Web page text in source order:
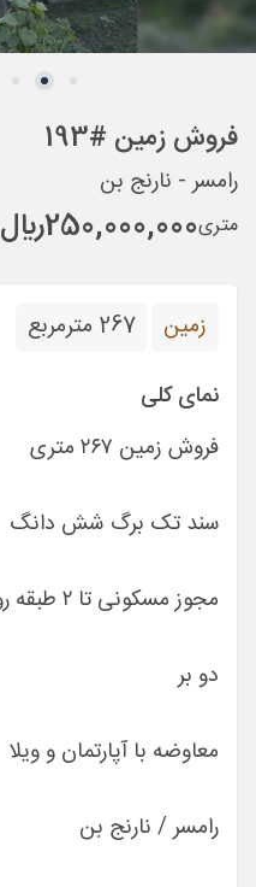
فروش زمین #193
رامسر - نارنج بن
متری250,000,000ريال
زمین
267 مترمربع
نمای کلی
فروش زمین ۲۶۷ متری
سند تک برگ شش دانگ
مجوز مسکونی تا ۲ طبقه روی پیلوت
دو بر
معاوضه با آپارتمان و ویلا
رامسر / نارنج بن